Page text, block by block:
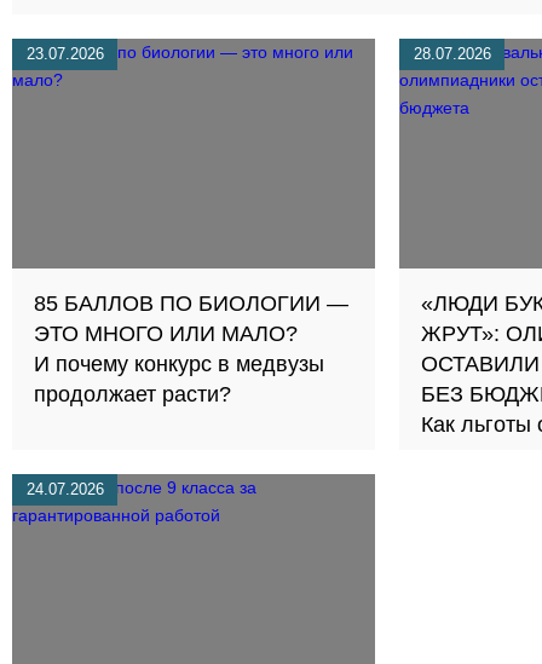
23.07.2026
85 БАЛЛОВ ПО БИОЛОГИИ —
ЭТО МНОГО ИЛИ МАЛО?
И почему конкурс в медвузы
продолжает расти?
28.07.2026
«ЛЮДИ
ЖРУТ»:
БЕЗ
Как льготы
24.07.2026